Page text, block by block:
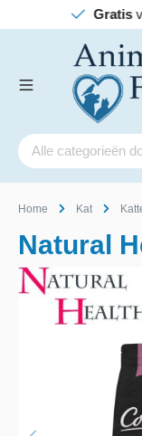
vanaf €50
Home Kat
Natural